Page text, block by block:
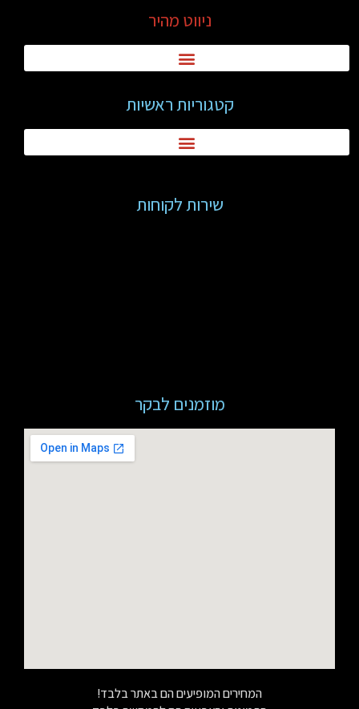
ניווט מהיר
קטגוריות ראשיות
שירות לקוחות
מוזמנים לבקר
המחירים המופיעים הם באתר בלבד!